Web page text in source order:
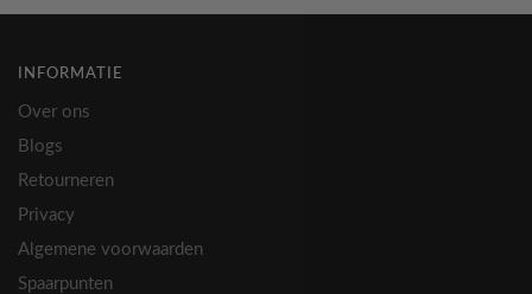
INFORMATIE
Over ons
Blogs
Retourneren
Privacy
Algemene voorwaarden
Spaarpunten